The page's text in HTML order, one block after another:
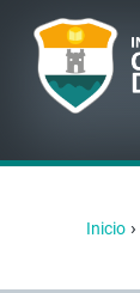
Inicio ›